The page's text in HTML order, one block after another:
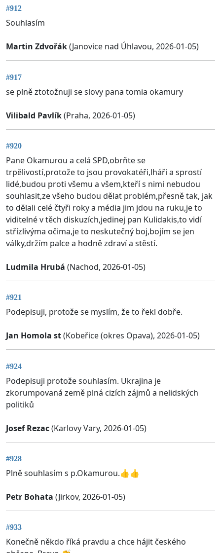
#912
Souhlasím
Martin Zdvořák(Janovice nad Úhlavou, 2026-01-05)
#917
se plně ztotožnuji se slovy pana tomia okamury
Vilibald Pavlík(Praha, 2026-01-05)
#920
Pane Okamurou a celá SPD,obrňte se
trpělivostí,protože to jsou provokatéři,lháři a sprostí
lidé,budou proti všemu a všem,kteří s nimi nebudou
souhlasit,ze všeho budou dělat problém,přesně tak, jak
to dělali celé čtyři roky a média jim jdou na ruku,je to
viditelné v těch diskuzích,jedinej pan Kulidakis,to vidí
střízlivýma očima,je to neskutečný boj,bojím se jen
války,držím palce a hodně zdraví a stěstí.
Ludmila Hrubá (Nachod, 2026-01-05)
#921
Podepisuji, protože se myslím, že to řekl dobře.
Jan Homola st(Kobeřice (okres Opava), 2026-01-05)
#924
Podepisuji protože souhlasím. Ukrajina je
zkorumpovaná země plná cizích zájmů a nelidských
politiků
Josef Rezac(Karlovy Vary, 2026-01-05)
#928
Plně souhlasím s p.Okamurou.👍👍
Petr Bohata (Jirkov, 2026-01-05)
#933
Konečně někdo říká pravdu a chce hájit českého